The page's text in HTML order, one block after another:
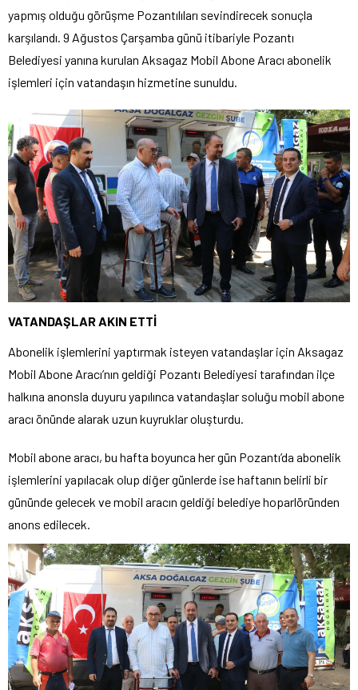
yapmış olduğu görüşme Pozantılıları sevindirecek sonuçla
karşılandı. 9 Ağustos Çarşamba günü itibariyle Pozantı
Belediyesi yanına kurulan Aksagaz Mobil Abone Aracı abonelik
işlemleri için vatandaşın hizmetine sunuldu.
VATANDAŞLAR AKIN ETTİ
Abonelik işlemlerini yaptırmak isteyen vatandaşlar için Aksagaz
Mobil Abone Aracı’nın geldiği Pozantı Belediyesi tarafından ilçe
halkına anonsla duyuru yapılınca vatandaşlar soluğu mobil abone
aracı önünde alarak uzun kuyruklar oluşturdu.
Mobil abone aracı, bu hafta boyunca her gün Pozantı’da abonelik
işlemlerini yapılacak olup diğer günlerde ise haftanın belirli bir
gününde gelecek ve mobil aracın geldiği belediye hoparlöründen
anons edilecek.